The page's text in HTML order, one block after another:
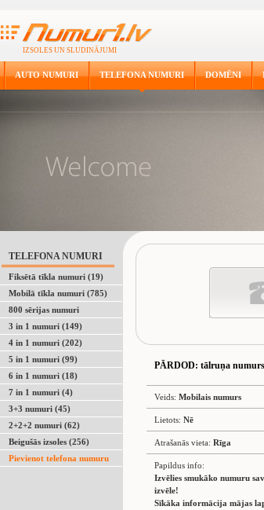
IZSOLES UN SLUDINĀJUMI
AUTO NUMURI TELEFONA NUMURI DOMĒNI
TELEFONA NUMURI
Fiksētā tīkla numuri (19)
Mobilā tīkla numuri (785)
800 sērijas numuri
3 in 1 numuri (149)
4 in 1 numuri (202)
5 in 1 numuri (99)
6 in 1 numuri (18)
7 in 1 numuri (4)
3+3 numuri (45)
2+2+2 numuri (62)
Beigušās izsoles (256)
Pievienot telefona numuru
PĀRDOD: tālruņa
Veids: Mobilais numurs
Lietots: Nē
Atrašanās vieta: Rīga
Papildus info:
Izvēlies smukāko numuru
izvēle!
Sīkāka informācija mājas